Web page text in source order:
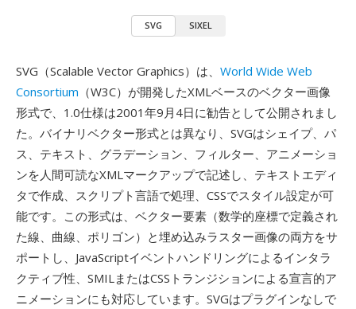
SVG SIXEL
SVG（Scalable Vector Graphics）は、 World Wide Web
Consortium （W3C）が開発したXMLベースのベクター画像
形式で、1.0仕様は2001年9月4日に勧告として公開されまし
た。バイナリベクター形式とは異なり、SVGはシェイプ、パ
ス、テキスト、グラデーション、フィルター、アニメーショ
ンを人間可読なXMLマークアップで記述し、テキストエディ
タで作成、スクリプト言語で処理、CSSでスタイル設定が可
能です。この形式は、ベクター要素（数学的座標で定義され
た線、曲線、ポリゴン）と埋め込みラスター画像の両方をサ
ポートし、JavaScriptイベントハンドリングによるインタラ
クティブ性、SMILまたはCSSトランジションによる宣言的ア
ニメーションにも対応しています。SVGはプラグインなしで